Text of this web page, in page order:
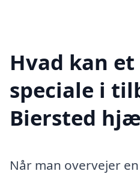
Hvad kan
speciale i
Biersted
Når man overvejer en